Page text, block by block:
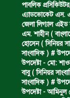
পাবলিক
এ্যাডভোকেট এস.
জেলা লিগ্যাল
এম. শাহীন (
হোসেন ( সিনিয়র
সাংবাদিক ) #
উপদেষ্টা - মো:
বাবু ( সিনিয়র
সাংবাদিক ) #
উপদেষ্টা - আমিনুল